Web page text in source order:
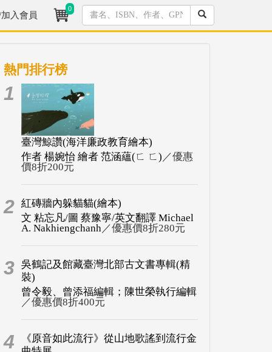
入會員
0
熱門排行榜
1
臺灣鯨讚(海洋廉政教育繪本)
作者 楊婉怡 繪者 范涵蘊(ㄈ ㄈ) ／優惠
價8折200元
2 紅磚牆內躲貓貓(繪本)
文 粘忘凡/圖 蔡豫寧/英文翻譯 Michael
A. Nakhiengchanh／優惠價8折280元
3 吳鶴記及館藏臺灣北部古文書專輯(精
裝)
曾令毅、曾添福編輯；陳世榮執行編輯
／優惠價8折400元
4
《原音如此流行》從山地歌謠到流行金